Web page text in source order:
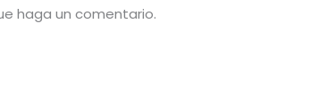
haga un comentario.